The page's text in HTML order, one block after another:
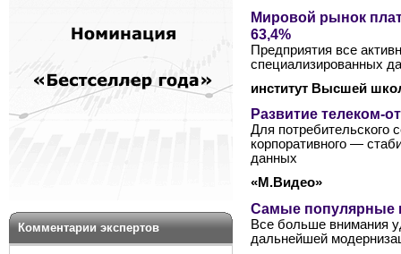
Комментарии экспертов
Мировой рынок
63,4%
Предприятия все
специализированных
институт Высшей
Развитие телеком-
Для потребительского
корпоративного —
данных
«М.Видео»
Самые популярные
Все больше внимания
дальнейшей